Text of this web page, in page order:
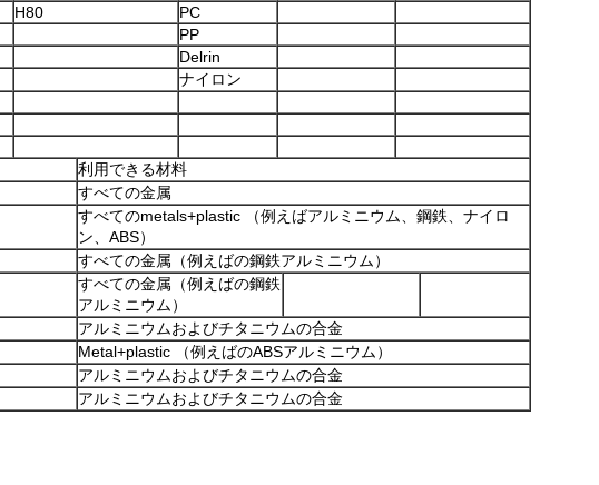
H80
PC
PP
Delrin
ナイロン
利用できる材料
すべての金属
すべてのmetals+plastic （例えばアルミニウム、鋼鉄、ナイロ
ン、ABS）
すべての金属（例えばの鋼鉄アルミニウム）
すべての金属（例えばの鋼鉄
アルミニウム）
アルミニウムおよびチタニウムの合金
Metal+plastic （例えばのABSアルミニウム）
アルミニウムおよびチタニウムの合金
アルミニウムおよびチタニウムの合金